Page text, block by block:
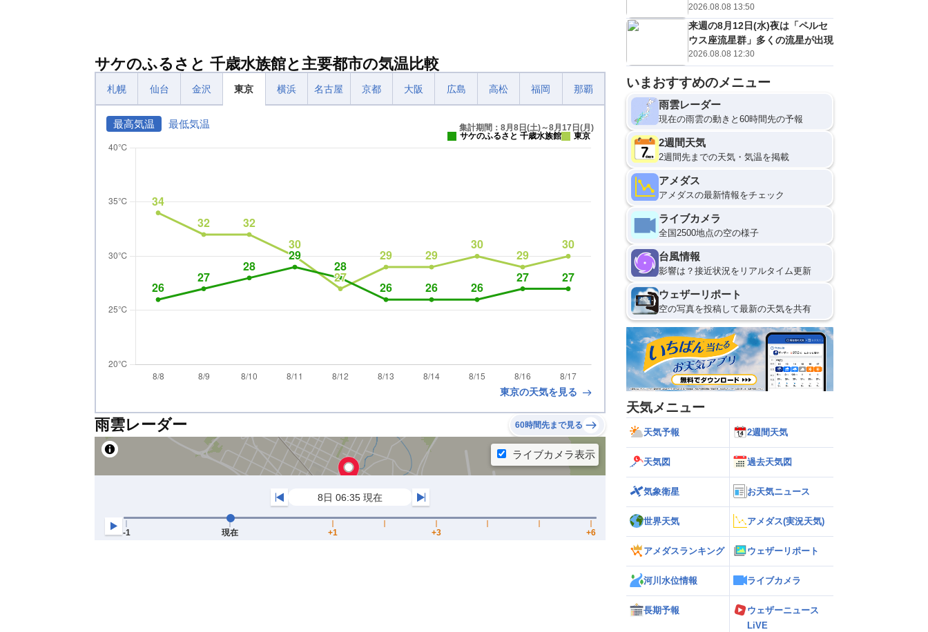
サケのふるさと 千歳水族館と主要都市の気温比較
札幌 仙台 金沢 東京 横浜 名古屋 京都 大阪 広島 高松 福岡 那覇
最高気温 最低気温
集計期間：8月8日(土)～8月17日(月)
サケのふるさと 千歳水族館
東京
東京の天気を見る
雨雲レーダー 60時間先まで見る
2026.08.08 13:50
来週の8月12日(水)夜は「ペルセ
ウス座流星群」多くの流星が出現
2026.08.08 12:30
いまおすすめのメニュー
雨雲レーダー
現在の雨雲の動きと60時間先の予報
2週間天気
2週間先までの天気・気温を掲載
アメダス
アメダスの最新情報をチェック
ライブカメラ
全国2500地点の空の様子
台風情報
影響は？接近状況をリアルタイム更新
ウェザーリポート
空の写真を投稿して最新の天気を共有
天気メニュー
天気予報 2週間天気
天気図 過去天気図
気象衛星 お天気ニュース
世界天気 アメダス(実況天気)
アメダスランキング ウェザーリポート
河川水位情報 ライブカメラ
長期予報
ウェザーニュース
LiVE